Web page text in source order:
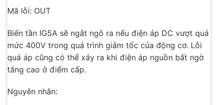
Mã lỗi: OUT
Biến tần IG5A sẽ ngắt ngõ ra nếu điện áp DC vượt quá
mức 400V trong quá trình giảm tốc của động cơ. Lỗi
quá áp cũng có thể xảy ra khi điện áp nguồn bất ngờ
tăng cao ở điểm cấp.
Nguyên nhân: